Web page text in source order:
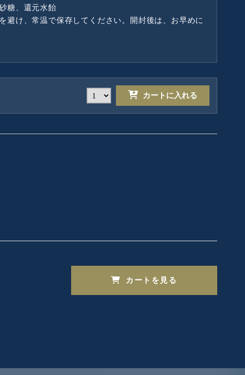
糖、還元水飴
避け、常温で保存してください。開封後は、お早めに
カートに入れる
カートを見る